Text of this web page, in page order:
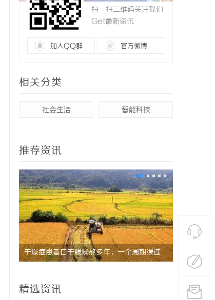
扫一扫二维码关注我们
Get最新资讯
加入QQ群 官方微博
相关分类
社会生活 智能科技
推荐资讯
干燥症患者口干眼燥熬多年，一个周期缓过 从三楼到
动轮椅如
精选资讯